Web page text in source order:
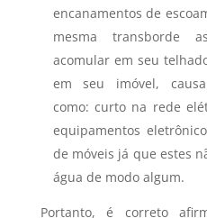
encanamentos de
mesma transborde
acomular em seu
em seu imóvel,
como: curto na rede
equipamentos
de móveis já que estes
água de modo algum.
Portanto, é correto